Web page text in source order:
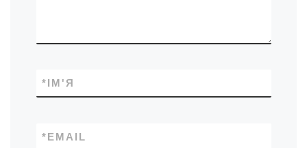
ІМ'Я
*
EMAIL
*